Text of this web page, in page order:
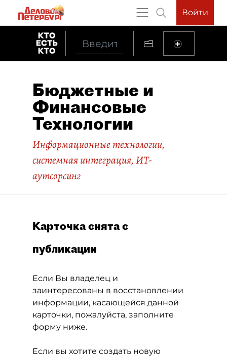
Войти
Бюджетные и
Финансовые
Технологии
Информационные технологии,
системная интеграция, ИТ-
аутсорсинг
Карточка снята с
публикации
Если Вы владелец и
заинтересованы в восстановлении
информации, касающейся данной
карточки, пожалуйста, заполните
форму ниже.
Если вы хотите создать новую